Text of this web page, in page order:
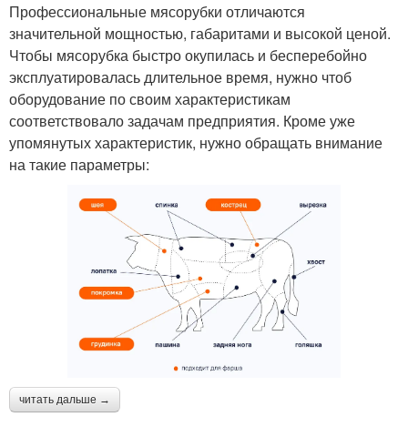
Профессиональные мясорубки отличаются
значительной мощностью, габаритами и высокой ценой.
Чтобы мясорубка быстро окупилась и бесперебойно
эксплуатировалась длительное время, нужно чтоб
оборудование по своим характеристикам
соответствовало задачам предприятия. Кроме уже
упомянутых характеристик, нужно обращать внимание
на такие параметры:
читать дальше →